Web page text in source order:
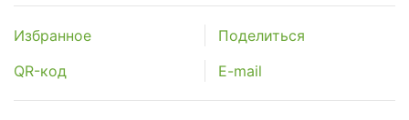
Избранное
Поделиться
QR-код
E-mail